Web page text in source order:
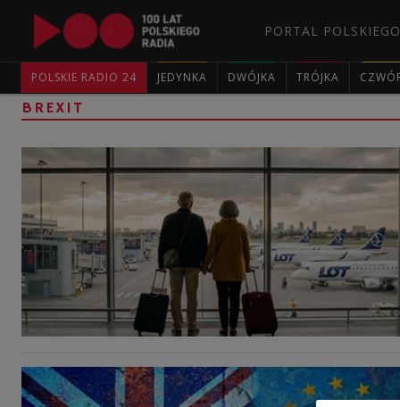
PORTAL
POLSKIE RADIO 24 JEDYNKA DWÓJKA TRÓJKA
BREXIT